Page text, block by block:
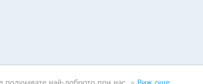
получавате най-доброто при нас. » Виж още...
им.